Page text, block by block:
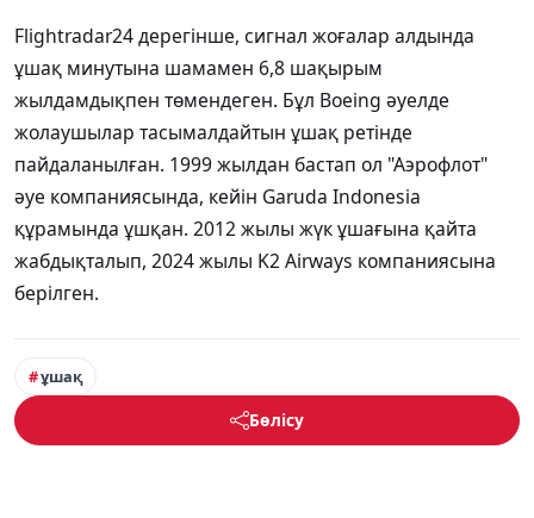
Flightradar24 дерегінше, сигнал жоғалар алдында
ұшақ минутына шамамен 6,8 шақырым
жылдамдықпен төмендеген. Бұл Boeing әуелде
жолаушылар тасымалдайтын ұшақ ретінде
пайдаланылған. 1999 жылдан бастап ол "Аэрофлот"
әуе компаниясында, кейін Garuda Indonesia
құрамында ұшқан. 2012 жылы жүк ұшағына қайта
жабдықталып, 2024 жылы K2 Airways компаниясына
берілген.
ұшақ
Бөлісу